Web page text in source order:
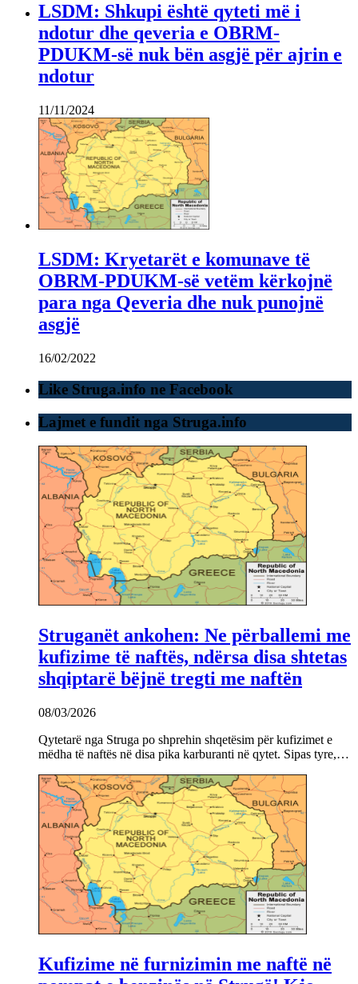
LSDM: Shkupi është qyteti më i
ndotur dhe qeveria e OBRM-
PDUKM-së nuk bën asgjë për ajrin e
ndotur
11/11/2024
LSDM: Kryetarët e komunave të
OBRM-PDUKM-së vetëm kërkojnë
para nga Qeveria dhe nuk punojnë
asgjë
16/02/2022
Like Struga.info ne Facebook
Lajmet e fundit nga Struga.info
Struganët ankohen: Ne përballemi me
kufizime të naftës, ndërsa disa shtetas
shqiptarë bëjnë tregti me naftën
08/03/2026
Qytetarë nga Struga po shprehin shqetësim për kufizimet e
mëdha të naftës në disa pika karburanti në qytet. Sipas tyre,…
Kufizime në furnizimin me naftë në